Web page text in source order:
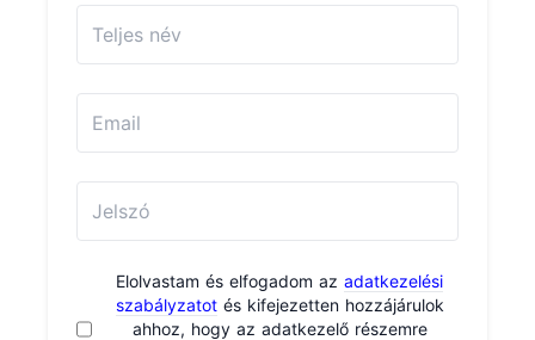
Elolvastam és elfogadom azadatkezelési
szabályzatotés kifejezetten hozzájárulok
ahhoz, hogy az adatkezelő részemre